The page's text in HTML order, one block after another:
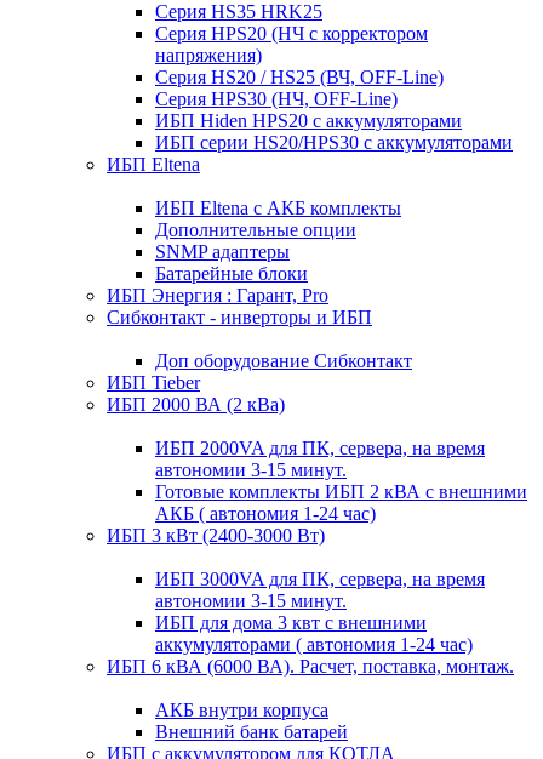
Серия HS35 HRK25
Серия HPS20 (НЧ с корректором
напряжения)
Серия HS20 / HS25 (ВЧ, OFF-Line)
Серия HPS30 (НЧ, OFF-Line)
ИБП Hiden HPS20 с аккумуляторами
ИБП серии HS20/HPS30 с аккумуляторами
ИБП Eltena
ИБП Eltena с АКБ комплекты
Дополнительные опции
SNMP адаптеры
Батарейные блоки
ИБП Энергия : Гарант, Pro
Сибконтакт - инверторы и ИБП
Доп оборудование Сибконтакт
ИБП Tieber
ИБП 2000 ВА (2 кВа)
ИБП 2000VA для ПК, сервера, на время
автономии 3-15 минут.
Готовые комплекты ИБП 2 кВА с внешними
АКБ ( автономия 1-24 час)
ИБП 3 кВт (2400-3000 Вт)
ИБП 3000VA для ПК, сервера, на время
автономии 3-15 минут.
ИБП для дома 3 квт с внешними
аккумуляторами ( автономия 1-24 час)
ИБП 6 кВА (6000 ВА). Расчет, поставка, монтаж.
АКБ внутри корпуса
Внешний банк батарей
ИБП с аккумулятором для КОТЛА